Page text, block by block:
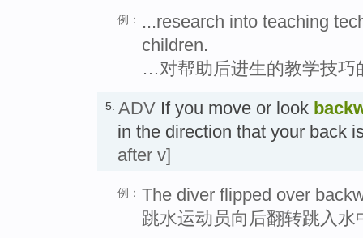
例：
...research into teaching
children.
…对帮助后进生的教学技巧
5. ADV If you move or look
in the direction that your back
after v]
例： The diver flipped over
跳水运动员向后翻转跳入水